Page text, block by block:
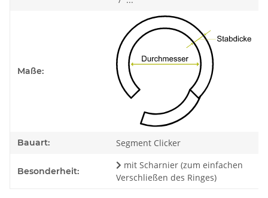
Maße:
Bauart: Segment Clicker
Besonderheit:
mit Scharnier (zum einfachen
Verschließen des Ringes)